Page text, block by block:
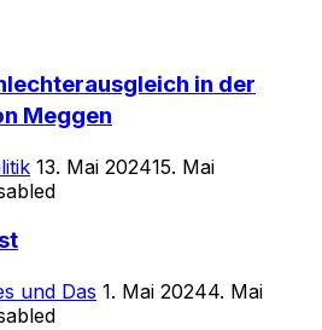
in der
Meggen
Posted
on
13. Mai 202415. Mai
und Das Posted
1. Mai 20244. Mai